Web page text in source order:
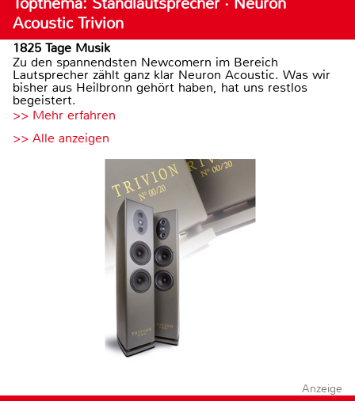
Acoustic Trivion
1825 Tage Musik
Zu den spannendsten Newcomern im Bereich
Lautsprecher zählt ganz klar Neuron Acoustic. Was wir
bisher aus Heilbronn gehört haben, hat uns restlos
begeistert.
>> Mehr erfahren
>> Alle anzeigen
Anzeige